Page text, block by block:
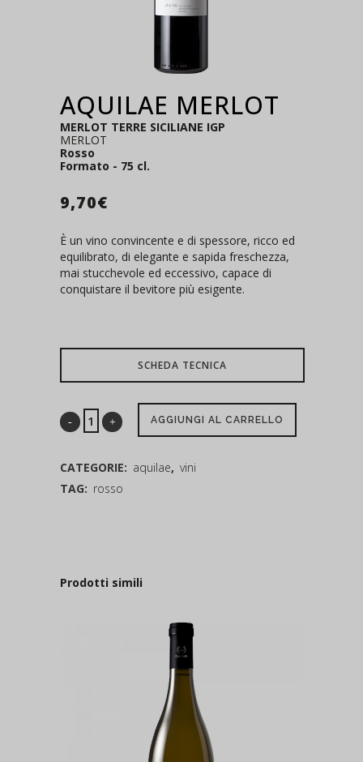
AQUILAE MERLOT
MERLOT TERRE SICILIANE IGP
MERLOT
Rosso
Formato - 75 cl.
9,70€
È un vino convincente e di spessore, ricco ed
equilibrato, di elegante e sapida freschezza,
mai stucchevole ed eccessivo, capace di
conquistare il bevitore più esigente.
SCHEDA TECNICA
AGGIUNGI AL CARRELLO
CATEGORIE: aquilae, vini
TAG: rosso
Prodotti simili